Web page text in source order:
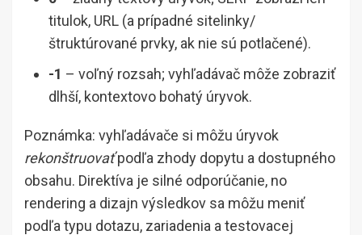
titulok, URL (a prípadné sitelinky/
štruktúrované prvky, ak nie sú potlačené).
-1 – voľný rozsah; vyhľadávač môže zobraziť
dlhší, kontextovo bohatý úryvok.
Poznámka: vyhľadávače si môžu úryvok
rekonštruovaťpodľa zhody dopytu a dostupného
obsahu. Direktíva je silné odporúčanie, no
rendering a dizajn výsledkov sa môžu meniť
podľa typu dotazu, zariadenia a testovacej